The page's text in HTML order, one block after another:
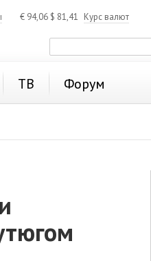
€ 94,06 $ 81,41 Курс валют
ТВ Форум